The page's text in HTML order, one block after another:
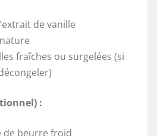
de vanille
fraîches ou surgelées (si
:
de beurre froid